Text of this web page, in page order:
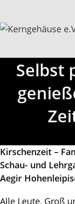
Selbst
Kirschenzeit –
Schau- und
Aegir
Alle Leute, Groß